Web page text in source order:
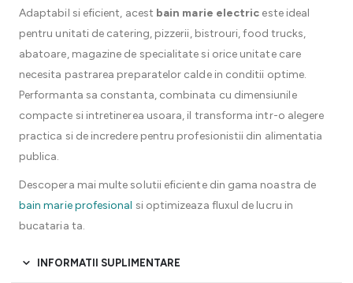
Adaptabil si eficient, acest bain marie electric este ideal
pentru unitati de catering, pizzerii, bistrouri, food trucks,
abatoare, magazine de specialitate si orice unitate care
necesita pastrarea preparatelor calde in conditii optime.
Performanta sa constanta, combinata cu dimensiunile
compacte si intretinerea usoara, il transforma intr-o alegere
practica si de incredere pentru profesionistii din alimentatia
publica.
Descopera mai multe solutii eficiente din gama noastra de
bain marie profesional si optimizeaza fluxul de lucru in
bucataria ta.
INFORMATII SUPLIMENTARE